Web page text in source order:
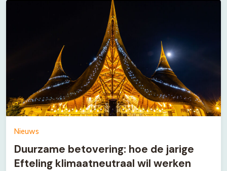
Nieuws
Duurzame betovering: hoe de jarige
Efteling klimaatneutraal wil werken